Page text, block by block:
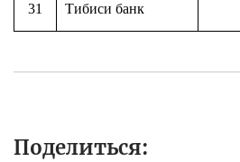
31 Тибиси банк
Поделиться: